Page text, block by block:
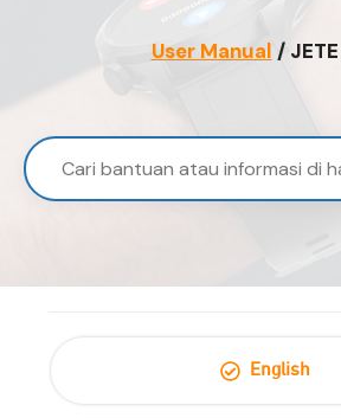
User Manual / JETE
English